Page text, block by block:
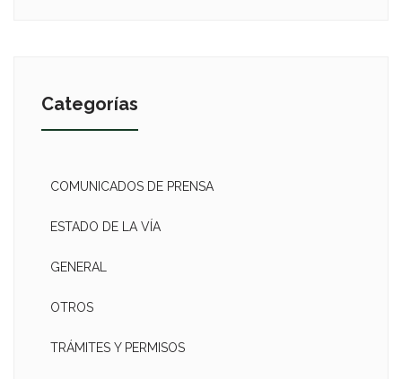
Categorías
COMUNICADOS DE PRENSA
ESTADO DE LA VÍA
GENERAL
OTROS
TRÁMITES Y PERMISOS